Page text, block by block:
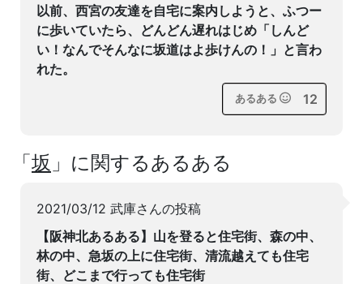
以前、西宮の友達を自宅に案内しようと、ふつー
に歩いていたら、どんどん遅れはじめ「しんど
い！なんでそんなに坂道はよ歩けんの！」と言わ
れた。
あるある 12
「坂 」に関するあるある
2021/03/12 武庫さんの投稿
【阪神北あるある】山を登ると住宅街、森の中、
林の中、急坂の上に住宅街、清流越えても住宅
街、どこまで行っても住宅街